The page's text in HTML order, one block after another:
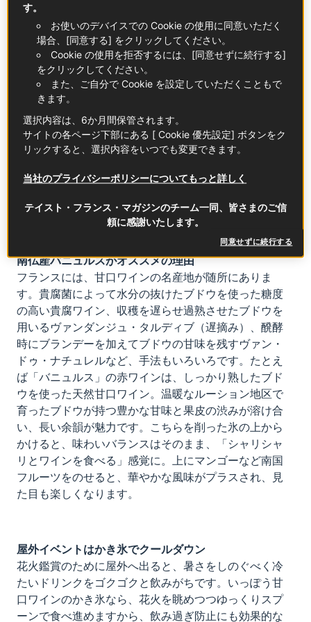
甘口ワインでオトナのかき氷が完成
気温も湿度も高い日に外出した後は、キンキンに冷え
た飲み物で乾杯したくなります。ビール、白ワイン、
スパークリングワインは夏の定番としてすぐ思い浮か
ぶけれど、はてさて、甘口ワインはアリ？……もちろ
ん、アリに決まっています！ 冷めた～い甘口ワイン
は、暑さで疲れた体にジンワリ染み渡りますし、なに
よりかき氷にかけていただくのが最高なんです。甘口
ワインを飲みなれない方でも、かき氷スタイルなら削
られるんですよ。
南仏産バニュルスがオススメの理由
フランスには、甘口ワインの名産地が随所にありま
す。貴腐菌によって水分の抜けたブドウを使った糖度
の高い貴腐ワイン、収穫を遅らせ過熟させたブドウを
用いるヴァンダンジュ・タルディブ（遅摘み）、醗酵
時にブランデーを加えてブドウの甘味を残すヴァン・
ドゥ・ナチュレルなど、手法もいろいろです。たとえ
ば「バニュルス」の赤ワインは、しっかり熟したブド
ウを使った天然甘口ワイン。温暖なルーション地区で
育ったブドウが持つ豊かな甘味と果皮の渋みが溶け合
い、長い余韻が魅力です。こちらを削った氷の上から
かけると、味わいバランスはそのまま、「シャリシャ
リとワインを食べる」感覚に。上にマンゴーなど南国
フルーツをのせると、華やかな風味がプラスされ、見
た目も楽しくなります。
屋外イベントはかき氷でクールダウン
花火鑑賞のために屋外へ出ると、暑さをしのぐべく冷
たいドリンクをゴクゴクと飲みがちです。いっぽう甘
口ワインのかき氷なら、花火を眺めつつゆっくりスプ
ーンで食べ進めますから、飲み過ぎ防止にも効果的な
す。
お使いのデバイスでの Cookie の使用に同意いただく
場合、[同意する] をクリックしてください。
Cookie の使用を拒否するには、[同意せずに続行する]
をクリックしてください。
また、ご自分で Cookie を設定していただくこともで
きます。
選択内容は、6か月間保管されます。
サイトの各ページ下部にある [ Cookie 優先設定] ボタンをク
リックすると、選択内容をいつでも変更できます。
当社のプライバシーポリシーについてもっと詳しく
テイスト・フランス・マガジンのチーム一同、皆さまのご信
頼に感謝いたします。
同意せずに続行する